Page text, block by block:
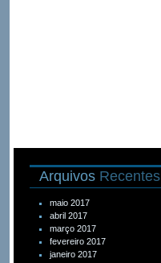
Arquivos Recentes
maio 2017
abril 2017
março 2017
fevereiro 2017
janeiro 2017